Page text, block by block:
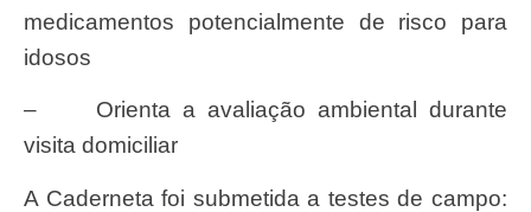
medicamentos potencialmente de risco para
idosos
– Orienta a avaliação ambiental durante
visita domiciliar
A Caderneta foi submetida a testes de campo: